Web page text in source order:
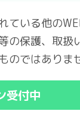
ている他の
の保護、取扱
のではありま
受付中